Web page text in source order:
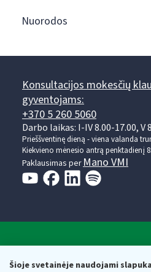
Šioje svetainėje naudojami
Nuorodos
Konsultacijos mokesčių
gyventojams:
+370 5 260 5060
Darbo laikas: I-IV 8.00-17.00, V
Prieššventinę dieną - viena valanda
Kiekvieno mėnesio antrą penktadienį
Paklausimas perMano VMI
Valstybinė mokesčių
Respublikos finansų